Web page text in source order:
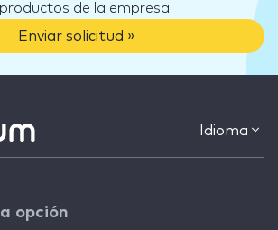
de la empresa.
Enviar solicitud »
Idioma
opción